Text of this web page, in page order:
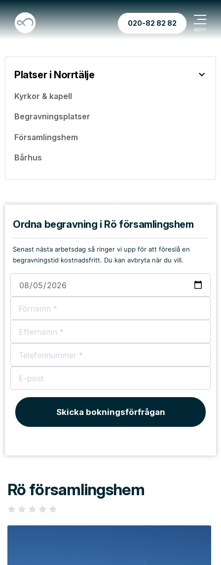
020-82 82 82
Platser i Norrtälje
Kyrkor & kapell
Begravningsplatser
Församlingshem
Bårhus
Ordna begravning i Rö församlingshem
Senast nästa arbetsdag så ringer vi upp för att föreslå en
begravningstid kostnadsfritt. Du kan avbryta när du vill.
Skicka bokningsförfrågan
Rö församlingshem